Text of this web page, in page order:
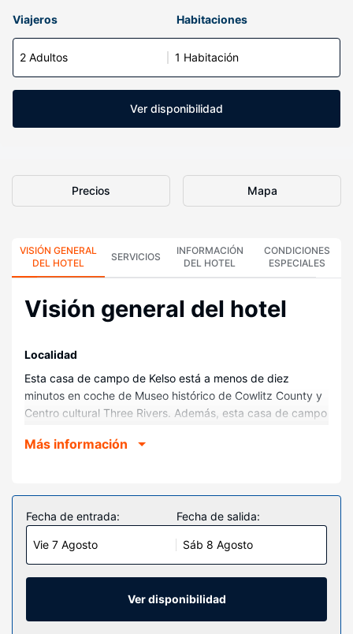
Viajeros Habitaciones
2 Adultos 1 Habitación
Ver disponibilidad
Precios Mapa
VISIÓN GENERAL
DEL HOTEL
SERVICIOS
INFORMACIÓN
DEL HOTEL
CONDICIONES
ESPECIALES
Visión general del hotel
Localidad
Esta casa de campo de Kelso está a menos de diez
minutos en coche de Museo histórico de Cowlitz County y
Centro cultural Three Rivers. Además, esta casa de campo
8,4 km de Triangle Bowl.
Regálate una estancia fantástica en esta casa de campo
donde, además de aire acondicionado, tendrás una
chimenea. Por su parte, la cocina cuenta con horno, placa
de cocina y con microondas.
Hay un aparcamiento sin asistencia gratuito disponible.
Más información
Fecha de entrada:
Vie 7 Agosto
Fecha de salida:
Sáb 8 Agosto
Ver disponibilidad